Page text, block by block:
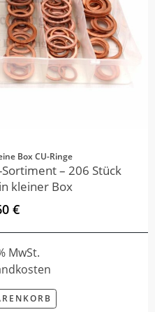
Box CU-Ringe
– 206 Stück
kleiner Box
€
MwSt.